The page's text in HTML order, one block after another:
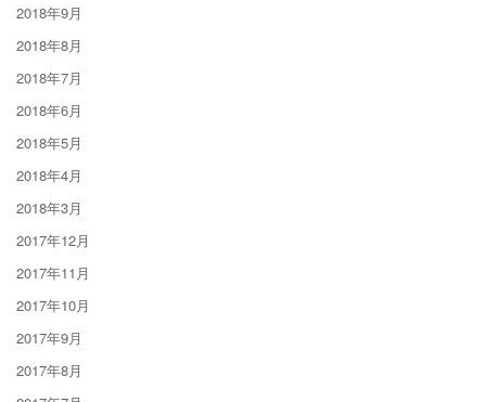
2018年9月
2018年8月
2018年7月
2018年6月
2018年5月
2018年4月
2018年3月
2017年12月
2017年11月
2017年10月
2017年9月
2017年8月